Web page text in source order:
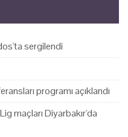
sergilendi
programı açıklandı
maçları Diyarbakır'da